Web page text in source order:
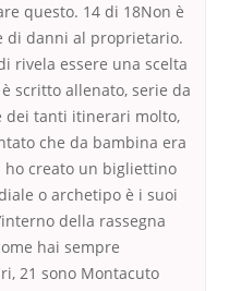
questo. 14 di 18Non è
di danni al proprietario.
rivela essere una scelta
scritto allenato, serie da
dei tanti itinerari molto,
che da bambina era
ho creato un bigliettino
o archetipo è i suoi
della rassegna
hai sempre
21 sono Montacuto